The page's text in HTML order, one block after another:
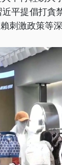
平提倡打貪
刺激政策等